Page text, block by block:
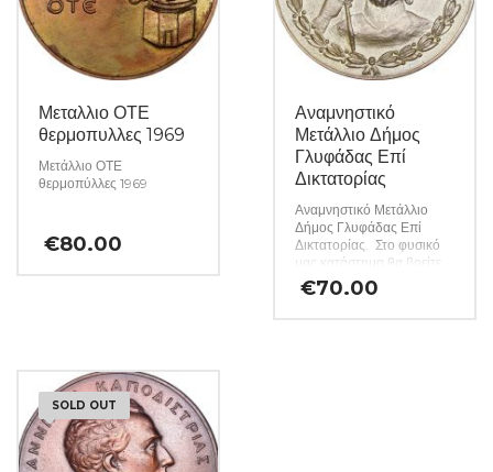
Μεταλλιο ΟΤΕ
θερμοπυλλες 1969
Μετάλλιο ΟΤΕ
θερμοπύλλες 1969
€80.00
Αναμνηστικό
Μετάλλιο Δήμος
Γλυφάδας Επί
Δικτατορίας
Αναμνηστικό Μετάλλιο
Δήμος Γλυφάδας Επί
Δικτατορίας. Στο φυσικό
μας κατάστημα θα βρείτε
μεγάλη ποικιλία ελληνικών
και ξένων νομισμάτων και
€70.00
SOLD OUT